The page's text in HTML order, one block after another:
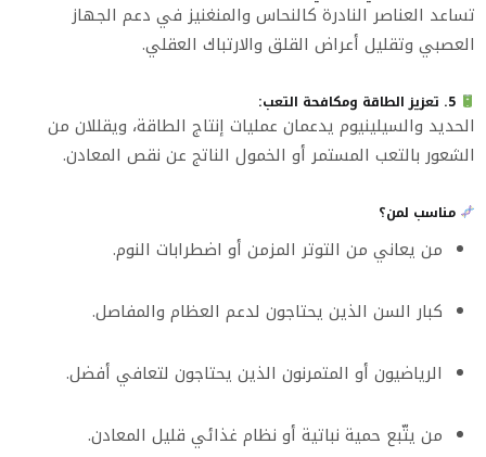
تساعد العناصر النادرة كالنحاس والمنغنيز في دعم الجهاز
العصبي وتقليل أعراض القلق والارتباك العقلي.
الحديد والسيلينيوم يدعمان عمليات إنتاج الطاقة، ويقللان من
الشعور بالتعب المستمر أو الخمول الناتج عن نقص المعادن.
مناسب لمن؟
من يعاني من التوتر المزمن أو اضطرابات النوم.
كبار السن الذين يحتاجون لدعم العظام والمفاصل.
الرياضيون أو المتمرنون الذين يحتاجون لتعافي أفضل.
من يتّبع حمية نباتية أو نظام غذائي قليل المعادن.